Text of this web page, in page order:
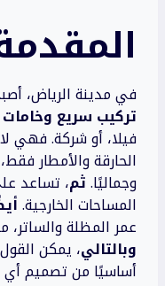
في مدينة الرياض،
تركيب سريع
فيلا، أو شركة. فهي
الحارقة والأمطار
وجماليًا.ثم، تساعد
المساحات الخارجية.
عمر المظلة والساتر،
وبالتالي، يمكن
أساسيًا من تصميم أي